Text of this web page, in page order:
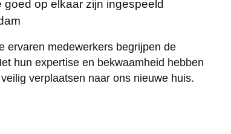
op elkaar zijn ingespeeld
ervaren medewerkers begrijpen de
hun expertise en bekwaamheid hebben
verplaatsen naar ons nieuwe huis.